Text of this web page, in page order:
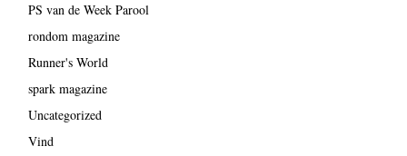
PS van de Week Parool
rondom magazine
Runner's World
spark magazine
Uncategorized
Vind